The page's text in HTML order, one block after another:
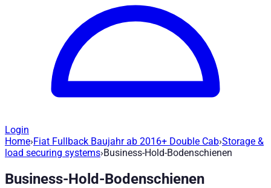
Login
Business-Hold-Bodenschienen - H373
Artikel-Nr:H373|Marke: Road Ranger® |Hersteller
Home›Fiat Fullback Baujahr ab 2016+ Double Cab›Storage &
load securing systems›Business-Hold-Bodenschienen
Business-Hold-Bodenschienen